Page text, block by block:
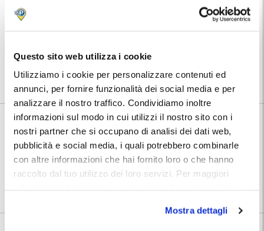
Questo sito web utilizza i cookie
Utilizziamo i cookie per personalizzare contenuti ed
annunci, per fornire funzionalità dei social media e per
analizzare il nostro traffico. Condividiamo inoltre
informazioni sul modo in cui utilizzi il nostro sito con i
nostri partner che si occupano di analisi dei dati web,
pubblicità e social media, i quali potrebbero combinarle
con altre informazioni che hai fornito loro o che hanno
raccolto dal tuo utilizzo dei loro servizi. Per maggiori
Mostra dettagli
Caratteristiche:
Troverai indirizzo e numeri telefonici del parcheggio nella conferma
Utilizza la mappa per conoscere la posizione del parcheggio.
Informazioni su Quick Aeroporto Brindisi
🅿️ Caratteristiche: cctv
⭐ Votato dai clienti: 8 .4
52 recensioniVedi tutte